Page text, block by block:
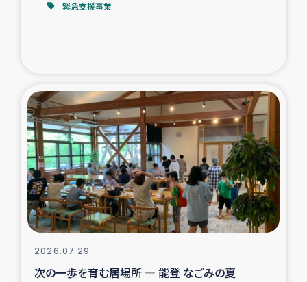
コーヒー生産者支援
アイナロ県マウベシ郡でのコーヒー畑改善事業
ベイルート大規模爆発被災者支援
女性の生計向上支援
アグロフォレストリー（カカオ）事業
緊急支援事業
2026.07.29
次の一歩を育む居場所 ― 能登 なごみの夏